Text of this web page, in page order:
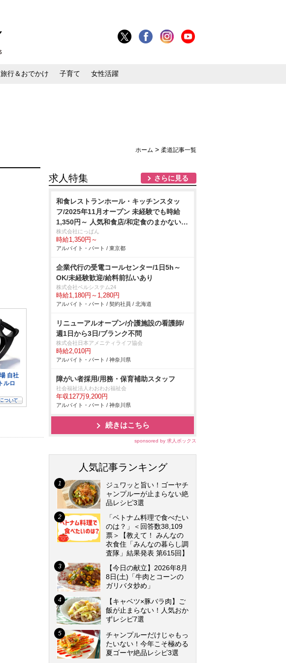
旅行＆おでかけ 子育て 女性活躍
ホーム > 柔道記事一覧
求人特集 さらに見る
和食レストランホール・キッチンスタッ
フ/2025年11月オープン 未経験でも時給
1,350円～ 人気和食店/和定食のまかないア
リ
株式会社にっぱん
時給1,350円～
アルバイト・パート / 東京都
企業代行の受電コールセンター/1日5h～
OK/未経験歓迎/給料前払いあり
株式会社ベルシステム24
時給1,180円～1,280円
アルバイト・パート / 契約社員 / 北海道
リニューアルオープン/介護施設の看護師/
週1日から3日/ブランク不問
株式会社日本アメニティライフ協会
時給2,010円
アルバイト・パート / 神奈川県
障がい者採用/用務・保育補助スタッフ
社会福祉法人わおわお福祉会
年収127万9,200円
アルバイト・パート / 神奈川県
続きはこちら
sponsored by 求人ボックス
人気記事ランキング
ジュワッと旨い！ゴーヤチ
ャンプルーが止まらない絶
品レシピ3選
「ベトナム料理で食べたい
のは？」＜回答数38,109
票＞【教えて！ みんなの
衣食住「みんなの暮らし調
査隊」結果発表 第615回】
【今日の献立】2026年8月
8日(土)「牛肉とコーンの
ガリバタ炒め」
【キャベツ×豚バラ肉】ご
飯が止まらない！人気おか
ずレシピ7選
チャンプルーだけじゃもっ
たいない！今年こそ極める
夏ゴーヤ絶品レシピ3選